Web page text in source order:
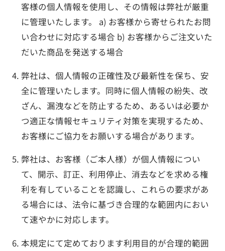
客様の個人情報を使用し、その情報は弊社が厳重
に管理いたします。 a) お客様から寄せられたお問
い合わせに対応する場合 b) お客様からご注文いた
だいた商品を発送する場合
弊社は、個人情報の正確性及び最新性を保ち、安
全に管理いたします。同時に個人情報の紛失、改
ざん、漏洩などを防止するため、あるいは必要か
つ適正な情報セキュリティ対策を実現するため、
お客様にご協力をお願いする場合があります。
弊社は、お客様（ご本人様）が個人情報につい
て、開示、訂正、利用停止、消去などを求める権
利を有していることを認識し、これらの要求があ
る場合には、法令に基づき合理的な範囲内におい
て速やかに対応します。
本規定にて定めております利用目的が合理的範囲